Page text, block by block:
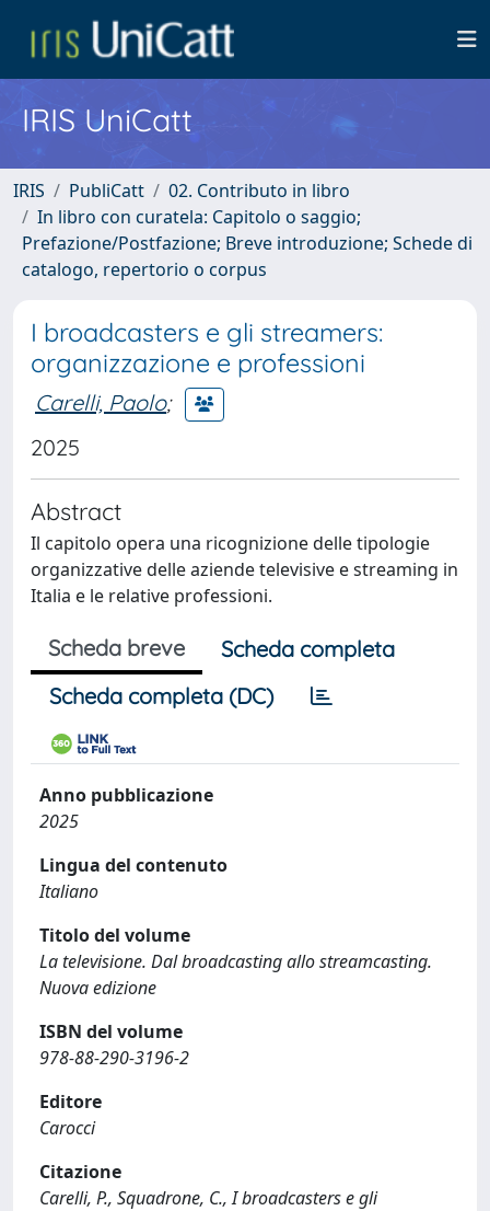
IRIS UniCatt
IRIS PubliCatt
02. Contributo in libro
In libro con curatela: Capitolo o saggio;
Prefazione/Postfazione; Breve introduzione; Schede di
catalogo, repertorio o corpus
I broadcasters e gli streamers:
organizzazione e professioni
Carelli, Paolo;
2025
Abstract
Il capitolo opera una ricognizione delle tipologie
organizzative delle aziende televisive e streaming in
Italia e le relative professioni.
Scheda breve
Scheda completa
Scheda completa (DC)
Anno pubblicazione
2025
Lingua del contenuto
Italiano
Titolo del volume
La televisione. Dal broadcasting allo streamcasting.
Nuova edizione
ISBN del volume
978-88-290-3196-2
Editore
Carocci
Citazione
Carelli, P., Squadrone, C., I broadcasters e gli